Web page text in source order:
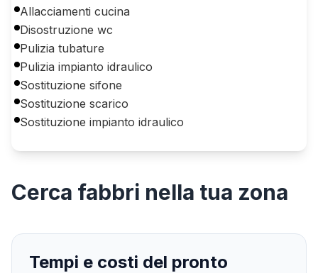
Allacciamenti cucina
Disostruzione wc
Pulizia tubature
Pulizia impianto idraulico
Sostituzione sifone
Sostituzione scarico
Sostituzione impianto idraulico
Cerca fabbri nella tua zona
Tempi e costi del pronto